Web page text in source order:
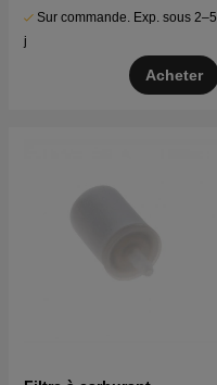
Sur commande. Exp. sous 2–5
j
Acheter